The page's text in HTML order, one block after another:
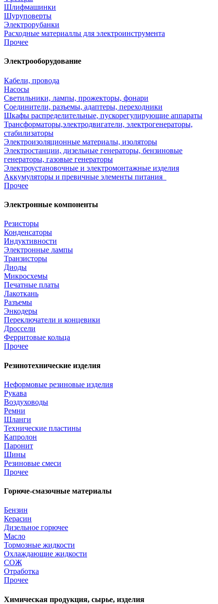
Шлифмашинки
Шуруповерты
Электрорубанки
Расходные материаллы для электроинструмента
Прочее
Электрооборудование
Кабели, провода
Насосы
Светильники, лампы, прожекторы, фонари
Соединители, разъемы, адаптеры, переходники
Шкафы распределительные, пускорегулирующие аппараты
Трансформаторы,электродвигатели, электрогенераторы,
стабилизаторы
Электроизоляционные материалы, изоляторы
Электростанции, дизельные генераторы, бензиновые
генераторы, газовые генераторы
Электроустановочные и электромонтажные изделия
Аккумуляторы и превичные элементы питания
Прочее
Электронные компоненты
Резисторы
Конденсаторы
Индуктивности
Электронные лампы
Транзисторы
Диоды
Микросхемы
Печатные платы
Лакоткань
Разъемы
Энкодеры
Переключатели и концевики
Дроссели
Ферритовые кольца
Прочее
Резинотехнические изделия
Неформовые резиновые изделия
Рукава
Воздуховоды
Ремни
Шланги
Технические пластины
Капролон
Паронит
Шины
Резиновые смеси
Прочее
Горюче-смазочные материалы
Бензин
Керасин
Дизельное горючее
Масло
Тормозные жидкости
Охлаждающие жидкости
СОЖ
Отработка
Прочее
Химическая продукция, сырье, изделия